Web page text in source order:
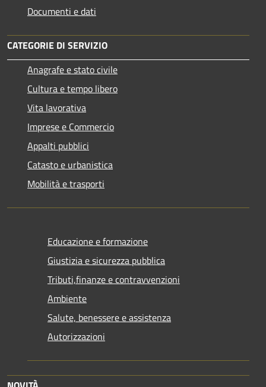
Documenti e dati
CATEGORIE DI SERVIZIO
Anagrafe e stato civile
Cultura e tempo libero
Vita lavorativa
Imprese e Commercio
Appalti pubblici
Catasto e urbanistica
Mobilità e trasporti
Educazione e formazione
Giustizia e sicurezza pubblica
Tributi,finanze e contravvenzioni
Ambiente
Salute, benessere e assistenza
Autorizzazioni